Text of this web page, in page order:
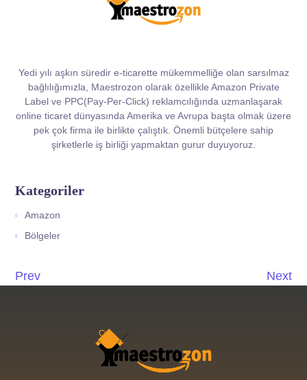
Yedi yılı aşkın süredir e-ticarette mükemmelliğe olan sarsılmaz
bağlılığımızla, Maestrozon olarak özellikle Amazon Private
Label ve PPC(Pay-Per-Click) reklamcılığında uzmanlaşarak
online ticaret dünyasında Amerika ve Avrupa başta olmak üzere
pek çok firma ile birlikte çalıştık. Önemli bütçelere sahip
şirketlerle iş birliği yapmaktan gurur duyuyoruz.
Kategoriler
Amazon
Bölgeler
Prev Next